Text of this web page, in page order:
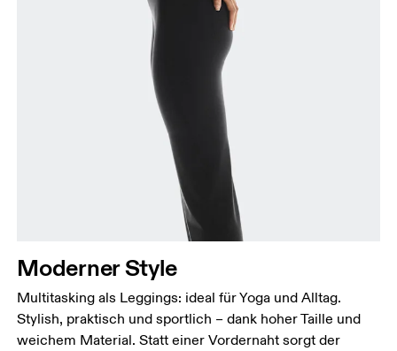
Moderner Style
Multitasking als Leggings: ideal für Yoga und Alltag.
Stylish, praktisch und sportlich – dank hoher Taille und
weichem Material. Statt einer Vordernaht sorgt der